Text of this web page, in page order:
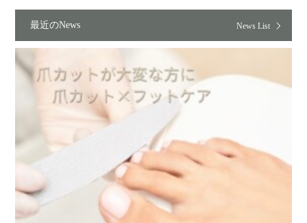
最近のNews News List